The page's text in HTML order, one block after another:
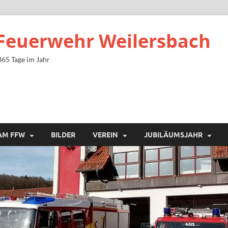
Weilersbach
Tage im Jahr
FFW BILDER VEREIN JUBILÄUMSJAHR